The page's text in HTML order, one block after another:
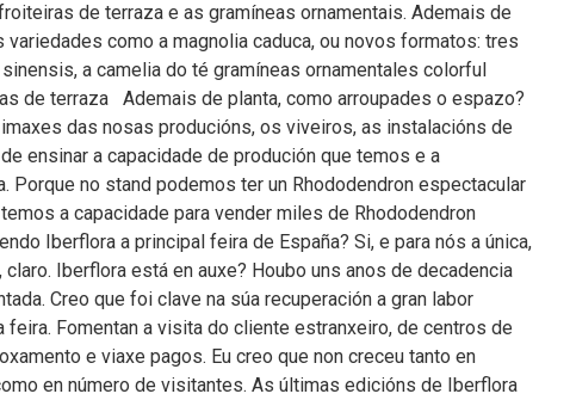
de terraza e as gramíneas ornamentais. Ademais de
variedades como a magnolia caduca, ou novos formatos: tres
a camelia do té gramíneas ornamentales colorful
de terraza Ademais de planta, como arroupades o espazo?
das nosas producións, os viveiros, as instalacións de
ensinar a capacidade de produción que temos e a
Porque no stand podemos ter un Rhododendron espectacular
a capacidade para vender miles de Rhododendron
Iberflora a principal feira de España? Si, e para nós a única,
Iberflora está en auxe? Houbo uns anos de decadencia
Creo que foi clave na súa recuperación a gran labor
feira. Fomentan a visita do cliente estranxeiro, de centros de
e viaxe pagos. Eu creo que non creceu tanto en
en número de visitantes. As últimas edicións de Iberflora